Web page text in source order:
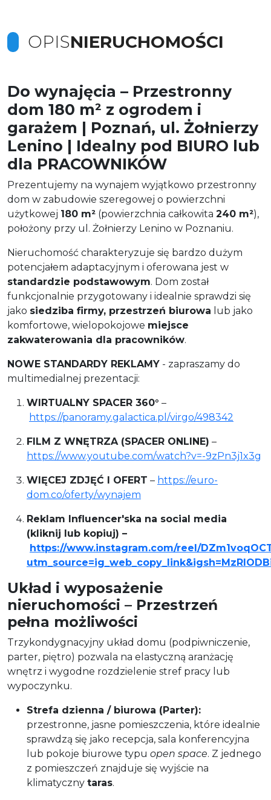
OPISNIERUCHOMOŚCI
Do wynajęcia – Przestronny
dom 180 m² z ogrodem i
garażem | Poznań, ul. Żołnierzy
Lenino | Idealny pod BIURO lub
dla PRACOWNIKÓW
Prezentujemy na wynajem wyjątkowo przestronny
dom w zabudowie szeregowej o powierzchni
użytkowej 180 m² (powierzchnia całkowita 240 m²),
położony przy ul. Żołnierzy Lenino w Poznaniu.
Nieruchomość charakteryzuje się bardzo dużym
potencjałem adaptacyjnym i oferowana jest w
standardzie podstawowym. Dom został
funkcjonalnie przygotowany i idealnie sprawdzi się
jako siedziba firmy, przestrzeń biurowa lub jako
komfortowe, wielopokojowe miejsce
zakwaterowania dla pracowników.
NOWE STANDARDY REKLAMY - zapraszamy do
multimedialnej prezentacji:
WIRTUALNY SPACER 360° –
https://panoramy.galactica.pl/virgo/498342
FILM Z WNĘTRZA (SPACER ONLINE) –
https://www.youtube.com/watch?v=-9zPn3j1x3g
WIĘCEJ ZDJĘĆ I OFERT – https://euro-
dom.co/oferty/wynajem
Reklam Influencer'ska na social media
(kliknij lub kopiuj) –
https://www.instagram.com/reel/
Układ i wyposażenie
nieruchomości – Przestrzeń
pełna możliwości
Trzykondygnacyjny układ domu (podpiwniczenie,
parter, piętro) pozwala na elastyczną aranżację
wnętrz i wygodne rozdzielenie stref pracy lub
wypoczynku.
Strefa dzienna / biurowa (Parter):
przestronne, jasne pomieszczenia, które idealnie
sprawdzą się jako recepcja, sala konferencyjna
lub pokoje biurowe typu open space. Z jednego
z pomieszczeń znajduje się wyjście na
klimatyczny taras.